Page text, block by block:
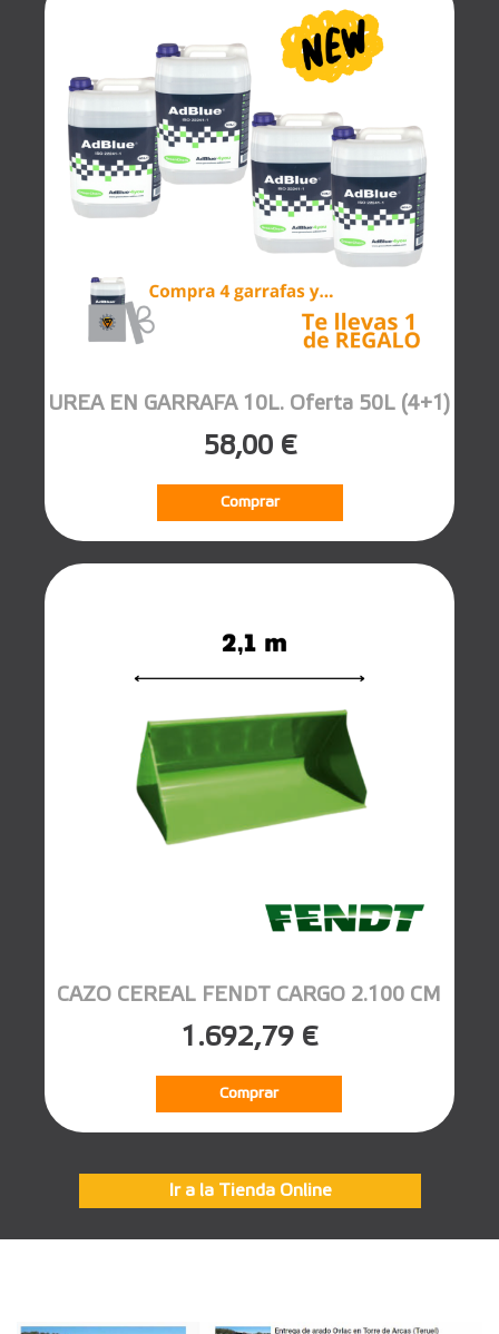
UREA EN GARRAFA 10L. Oferta 50L (4+1)
58,00 €
Comprar
CAZO CEREAL FENDT CARGO 2.100 CM
1.692,79 €
Comprar
Ir a la Tienda Online